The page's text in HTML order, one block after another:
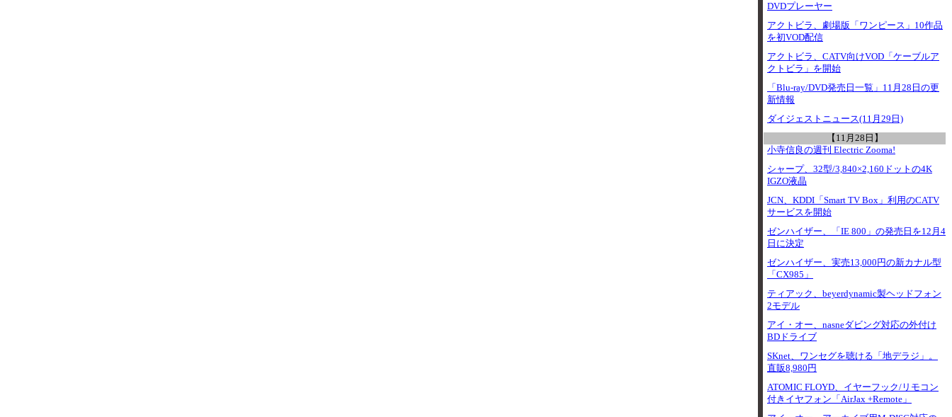
DVDプレーヤー
アクトビラ、劇場版「ワンピース」10作品
を初VOD配信
アクトビラ、CATV向けVOD「ケーブルア
クトビラ」を開始
「Blu-ray/DVD発売日一覧」11月28日の更
新情報
ダイジェストニュース(11月29日)
【11月28日】
小寺信良の週刊 Electric Zooma!
シャープ、32型/3,840×2,160ドットの4K
IGZO液晶
JCN、KDDI「Smart TV Box」利用のCATV
サービスを開始
ゼンハイザー、「IE 800」の発売日を12月4
日に決定
ゼンハイザー、実売13,000円の新カナル型
「CX985」
ティアック、beyerdynamic製ヘッドフォン
2モデル
アイ・オー、nasneダビング対応の外付け
BDドライブ
SKnet、ワンセグを聴ける「地デラジ」。
直販8,980円
ATOMIC FLOYD、イヤーフック/リモコン
付きイヤフォン「AirJax +Remote」